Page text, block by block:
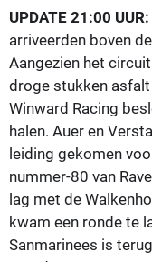
UPDATE 21:00 UUR:
arriveerden boven
Aangezien het
droge stukken
Winward Racing
halen. Auer en
leiding gekomen
nummer-80 van
lag met de
kwam een ronde te
Sanmarinees is